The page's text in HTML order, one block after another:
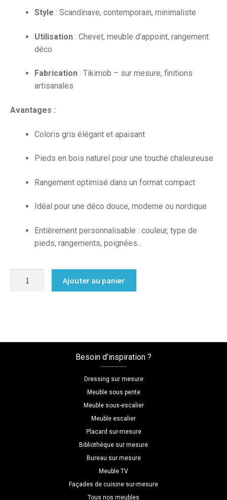
Style : Scandinave, contemporain, minimaliste
Utilisation : Chevet, meuble d’appoint, rangement
déco
Fabrication : Tikimob – sur mesure, finitions
artisanales
Avantages :
Coloris gris élégant et apaisant
Pieds en bois naturel pour une touche chaleureuse
Rangement optimisé dans un format compact
Idéal pour une déco douce, moderne ou nordique
Entièrement personnalisable : couleur, type de
pieds, rangements, poignées…
Ajouter au panier
Besoin d’inspiration ?
Dressing sur mesure
Meuble sous pente
Meuble sous-escalier
Meuble escalier
Placard sur-mesure
Bibliothèque sur mesure
Bureau sur mesure
Meuble TV
Façades de cuisine sur-mesure
Tous nos meubles